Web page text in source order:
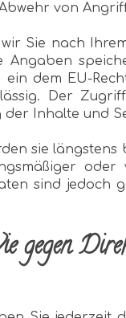
von
Sie nach
dem EU-
Der
der Inhalte und
sie
oder
sind jedoch
gegen